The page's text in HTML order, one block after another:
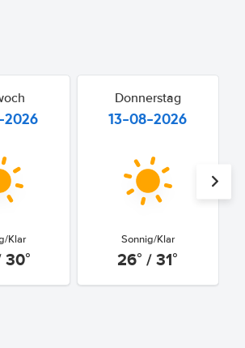
2026
Klar
30°
Donnerstag
13-08-2026
Sonnig/Klar
26° / 31°